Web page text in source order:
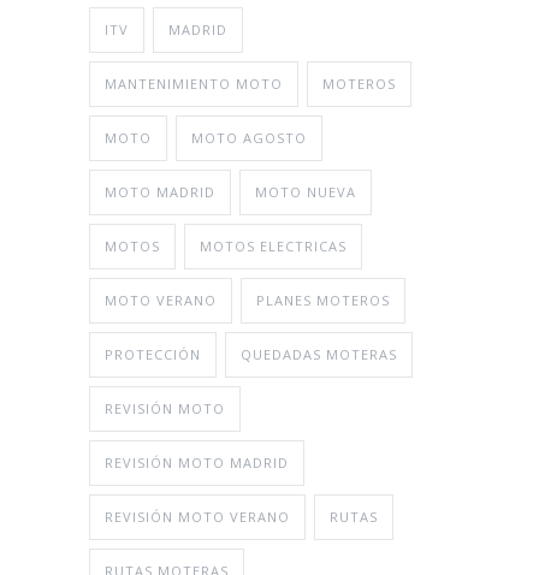
ITV MADRID
MANTENIMIENTO MOTO MOTEROS
MOTO MOTO AGOSTO
MOTO MADRID MOTO NUEVA
MOTOS MOTOS ELECTRICAS
MOTO VERANO PLANES MOTEROS
PROTECCIÓN QUEDADAS MOTERAS
REVISIÓN MOTO
REVISIÓN MOTO MADRID
REVISIÓN MOTO VERANO RUTAS
RUTAS MOTERAS